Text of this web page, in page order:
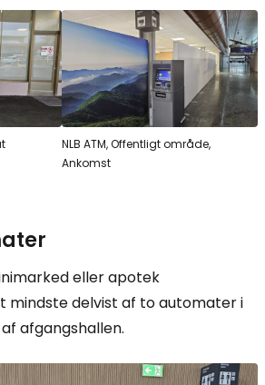
NLB ATM, Offentligt område,
Ankomst
eller apotek
mindste delvist af to automater i
afgangshallen.